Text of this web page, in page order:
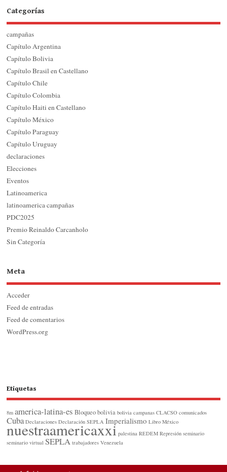
Categorías
campañas
Capítulo Argentina
Capítulo Bolivia
Capítulo Brasil en Castellano
Capítulo Chile
Capítulo Colombia
Capítulo Haiti en Castellano
Capítulo México
Capítulo Paraguay
Capítulo Uruguay
declaraciones
Elecciones
Eventos
Latinoamerica
latinoamerica campañas
PDC2025
Premio Reinaldo Carcanholo
Sin Categoría
Meta
Acceder
Feed de entradas
Feed de comentarios
WordPress.org
Etiquetas
8m america-latina-es Bloqueo bolivia bolivia campanas CLACSO comunicados
Cuba Declaraciones Declaración SEPLA Imperialismo Libro México
nuestraamericaxxi palestina REDEM Represión seminario
seminario virtual SEPLA trabajadores Venezuela